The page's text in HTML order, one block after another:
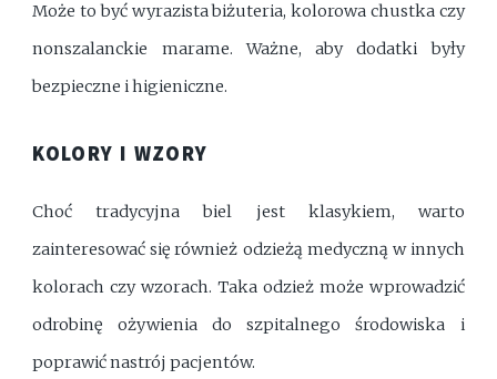
Może to być wyrazista biżuteria, kolorowa chustka czy
nonszalanckie marame. Ważne, aby dodatki były
bezpieczne i higieniczne.
KOLORY I WZORY
Choć tradycyjna biel jest klasykiem, warto
zainteresować się również odzieżą medyczną w innych
kolorach czy wzorach. Taka odzież może wprowadzić
odrobinę ożywienia do szpitalnego środowiska i
poprawić nastrój pacjentów.